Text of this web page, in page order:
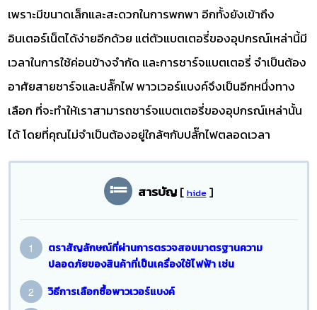
เพราะมีขนาดเล็กและสะดวกในการพกพา อีกทั้งยังเข้าถึง
อินเตอร์เน็ตได้ง่ายอีกด้วย แต่ตัวแบตเตอรี่ของอุปกรณ์เหล่านี้มี
เวลาในการใช้ค่อนข้างจำกัด และการชาร์จแบตเตอรี่ จำเป็นต้อง
อาศัยสายชาร์จและปลั๊กไฟ พาวเวอร์แบงค์จึงเป็นอีกหนึ่งทาง
เลือก ที่จะทำให้เราสามารถชาร์จแบตเตอรี่ของอุปกรณ์เหล่านั้น
ได้ โดยที่คุณไม่จำเป็นต้องอยู่ใกล้ๆกับปลั๊กไฟตลอดเวลา
สารบัญ [ hide ]
ตราสัญลักษณ์ที่ผ่านการตรวจสอบมาตรฐานความ
ปลอดภัยของสินค้าที่เป็นเครื่องใช้ไฟฟ้า เช่น
วิธีการเลือกซื้อพาวเวอร์แบงค์